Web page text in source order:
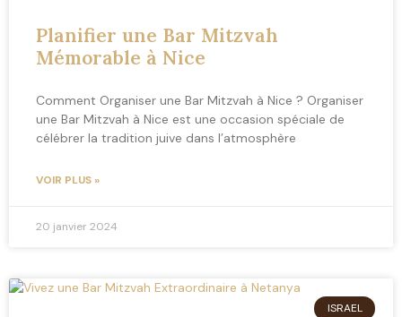
Planifier une Bar Mitzvah
Mémorable à Nice
Comment Organiser une Bar Mitzvah à Nice ? Organiser
une Bar Mitzvah à Nice est une occasion spéciale de
célébrer la tradition juive dans l’atmosphère
VOIR PLUS »
20 janvier 2024
ISRAEL